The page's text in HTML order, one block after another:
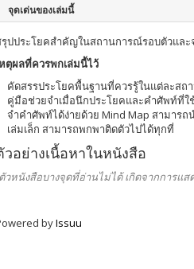
จุดเด่นของเล่มนี้
รุปประโยคสำคัญในสถานการณ์รอบตัวแล
ตุผลที่ควรพกเล่มนี้ไว้
คัดสรรประโยคพื้นฐานที่ควรรู้ในแต่ละสถ
คู่มือช่วยจำเมื่อนึกประโยคและคำศัพท์ที่ใ
จำคำศัพท์ได้ง่ายด้วย Mind Map สามาร
เล่มเล็ก สามารถพกพาติดตัวไปได้ทุกที่
วอย่างเนื้อหาในหนังสือ
วหนังสือบางจุดที่อ่านไม่ได้ เกิดจากการแ
byIssuu